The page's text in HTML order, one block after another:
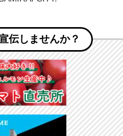
伝しませんか？